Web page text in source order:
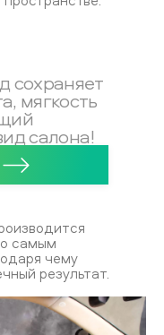
сохраняет
мягкость
салона!
самым
чему
результат.